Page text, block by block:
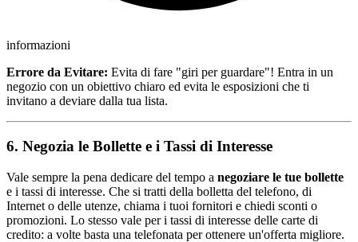
informazioni
Errore da Evitare: Evita di fare "giri per guardare"! Entra in un
negozio con un obiettivo chiaro ed evita le esposizioni che ti
invitano a deviare dalla tua lista.
6. Negozia le Bollette e i Tassi di Interesse
Vale sempre la pena dedicare del tempo a negoziare le tue bollette
e i tassi di interesse. Che si tratti della bolletta del telefono, di
Internet o delle utenze, chiama i tuoi fornitori e chiedi sconti o
promozioni. Lo stesso vale per i tassi di interesse delle carte di
credito: a volte basta una telefonata per ottenere un'offerta migliore.